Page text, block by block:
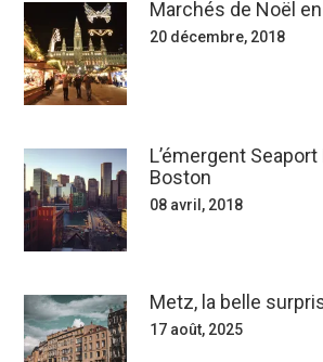
Marchés de Noël
20 décembre, 2018
L’émergent
Boston
08 avril, 2018
Metz, la belle
17 août, 2025